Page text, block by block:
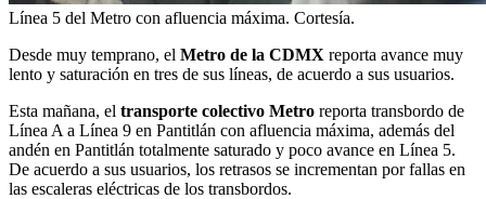
Línea 5 del Metro con afluencia máxima. Cortesía.
Desde muy temprano, el Metro de la CDMX reporta avance muy
lento y saturación en tres de sus líneas, de acuerdo a sus usuarios.
Esta mañana, el transporte colectivo Metro reporta transbordo de
Línea A a Línea 9 en Pantitlán con afluencia máxima, además del
andén en Pantitlán totalmente saturado y poco avance en Línea 5.
De acuerdo a sus usuarios, los retrasos se incrementan por fallas en
las escaleras eléctricas de los transbordos.